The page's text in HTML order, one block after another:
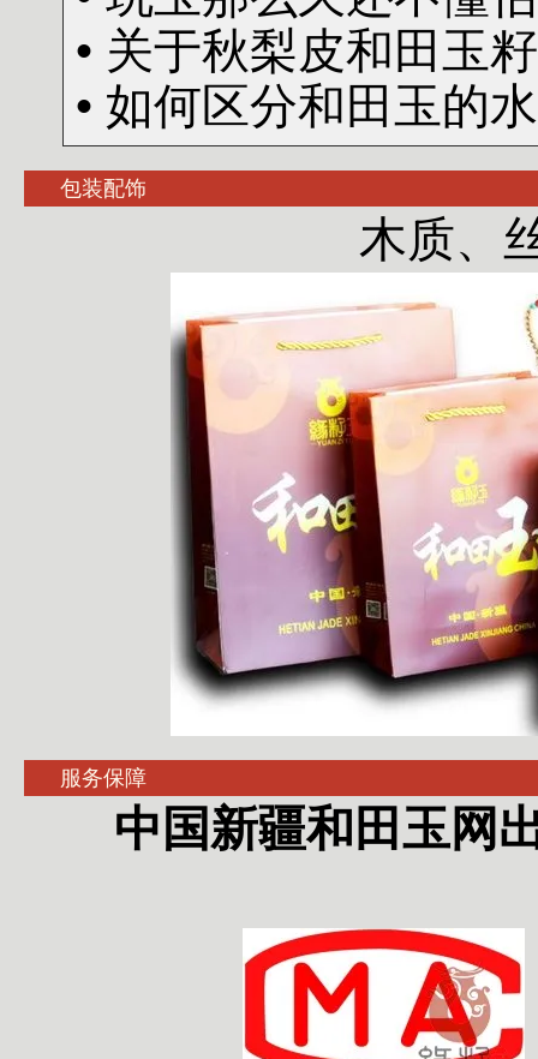
• 关于秋梨皮和田玉
• 如何区分和田玉的
包装配饰
木质、
服务保障
中国新疆和田玉网